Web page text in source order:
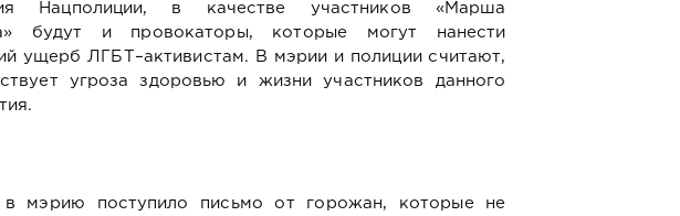
Нацполиции, в качестве участников «Марша
будут и провокаторы, которые могут нанести
ущерб ЛГБТ–активистам. В мэрии и полиции считают,
угроза здоровью и жизни участников данного
в мэрию поступило письмо от горожан, которые не